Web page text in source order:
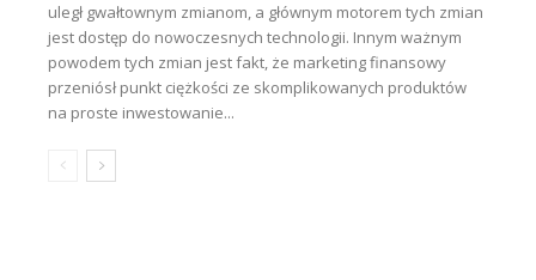
uległ gwałtownym zmianom, a głównym motorem tych zmian
jest dostęp do nowoczesnych technologii. Innym ważnym
powodem tych zmian jest fakt, że marketing finansowy
przeniósł punkt ciężkości ze skomplikowanych produktów
na proste inwestowanie...